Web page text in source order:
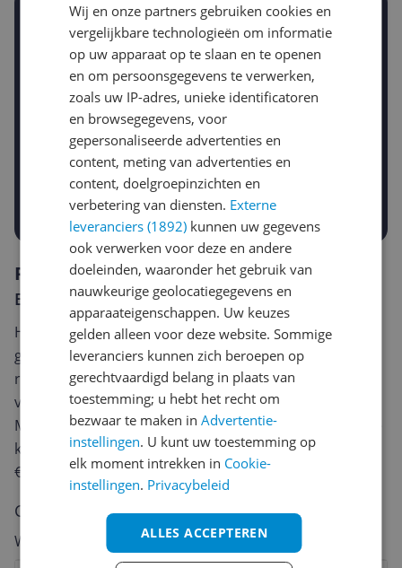
Stel een alert in en mis geen prijsdaling
Krijg een seintje zodra de prijs zakt
Jouw e-mailadres
Gewenste daling of bedrag
-10% -15%
Gewenste prijs
€
Prijsalert aanzetten
Reviews
Er zijn nog geen reviews geschreven
Heb jij dit product in bezit en wil je graag je mening
geven? Start dan hieronder met het schrijven van je
review. Afhankelijk van de details duurt het schrijven
van een review gemiddeld tussen de 3 en 10 minuten.
Met jouw mening help je andere bezoekers een betere
keuze te maken én maak je iedere maand kans op
€250,-!
Klik hier voor de actievoorwaarden.
Cijfer
Welk cijfer geef jij dit product?
Wij en onze partners gebruiken cookies en
vergelijkbare technologieën om informatie
op uw apparaat op te slaan en te openen
en om persoonsgegevens te verwerken,
zoals uw IP-adres, unieke identificatoren
en browsegegevens, voor
gepersonaliseerde advertenties en
content, meting van advertenties en
content, doelgroepinzichten en
verbetering van diensten. Externe
leveranciers (1892) kunnen uw gegevens
ook verwerken voor deze en andere
doeleinden, waaronder het gebruik van
nauwkeurige geolocatiegegevens en
apparaateigenschappen. Uw keuzes
gelden alleen voor deze website. Sommige
leveranciers kunnen zich beroepen op
gerechtvaardigd belang in plaats van
toestemming; u hebt het recht om
bezwaar te maken inAdvertentie-
instellingen. U kunt uw toestemming op
elk moment intrekken in Cookie-
instellingen. Privacybeleid
ALLES ACCEPTEREN